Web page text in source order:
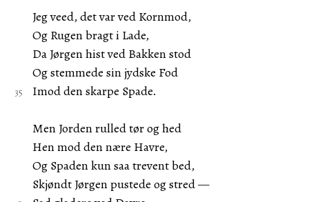
Jeg veed, det var ved Kornmod,
Og Rugen bragt i Lade,
Da Jørgen hist ved Bakken stod
Og stemmede sin jydske Fod
Imod den skarpe Spade.
Men Jorden rulled tør og hed
Hen mod den nære Havre,
Og Spaden kun saa trevent bed,
Skjøndt Jørgen pustede og stred —